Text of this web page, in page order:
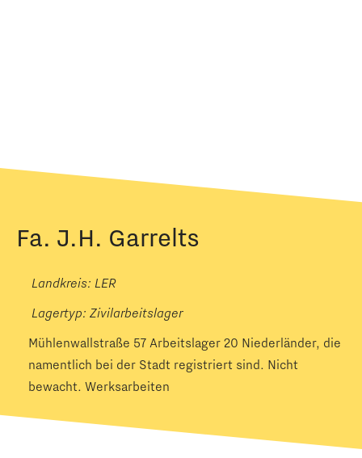
Fa. J.H. Garrelts
Landkreis: LER
Lagertyp: Zivilarbeitslager
Mühlenwallstraße 57 Arbeitslager 20 Niederländer, die
namentlich bei der Stadt registriert sind. Nicht
bewacht. Werksarbeiten